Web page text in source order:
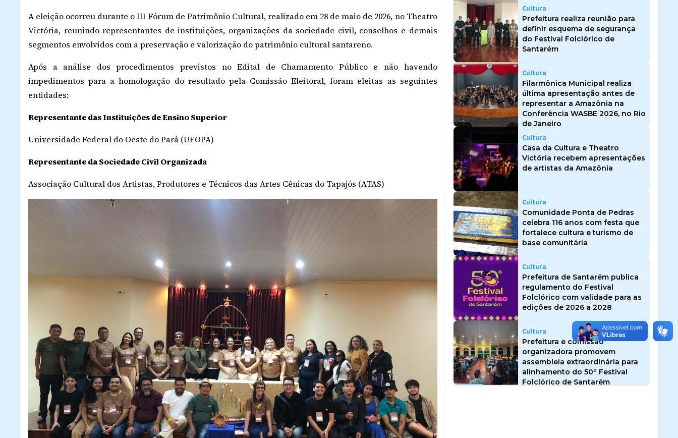
A eleição ocorreu durante o III Fórum de Patrimônio Cultural, realizado em 28 de maio de 2026, no Theatro
Victória, reunindo representantes de instituições, organizações da sociedade civil, conselhos e demais
segmentos envolvidos com a preservação e valorização do patrimônio cultural santareno.
Após a análise dos procedimentos previstos no Edital de Chamamento Público e não havendo
impedimentos para a homologação do resultado pela Comissão Eleitoral, foram eleitas as seguintes
entidades:
Representante das Instituições de Ensino Superior
Universidade Federal do Oeste do Pará (UFOPA)
Representante da Sociedade Civil Organizada
Associação Cultural dos Artistas, Produtores e Técnicos das Artes Cênicas do Tapajós (ATAS)
Cultura
Prefeitura realiza reunião para
definir esquema de segurança
do Festival Folclórico de
Santarém
Cultura
Filarmônica Municipal realiza
última apresentação antes de
representar a Amazônia na
Conferência WASBE 2026, no Rio
de Janeiro
Cultura
Casa da Cultura e Theatro
Victória recebem apresentações
de artistas da Amazônia
Cultura
Comunidade Ponta de Pedras
celebra 116 anos com festa que
fortalece cultura e turismo de
base comunitária
Cultura
Prefeitura de Santarém publica
regulamento do Festival
Folclórico com validade para as
edições de 2026 a 2028
Cultura
Prefeitura e comissão
organizadora promovem
assembleia extraordinária para
alinhamento do 50º Festival
Folclórico de Santarém